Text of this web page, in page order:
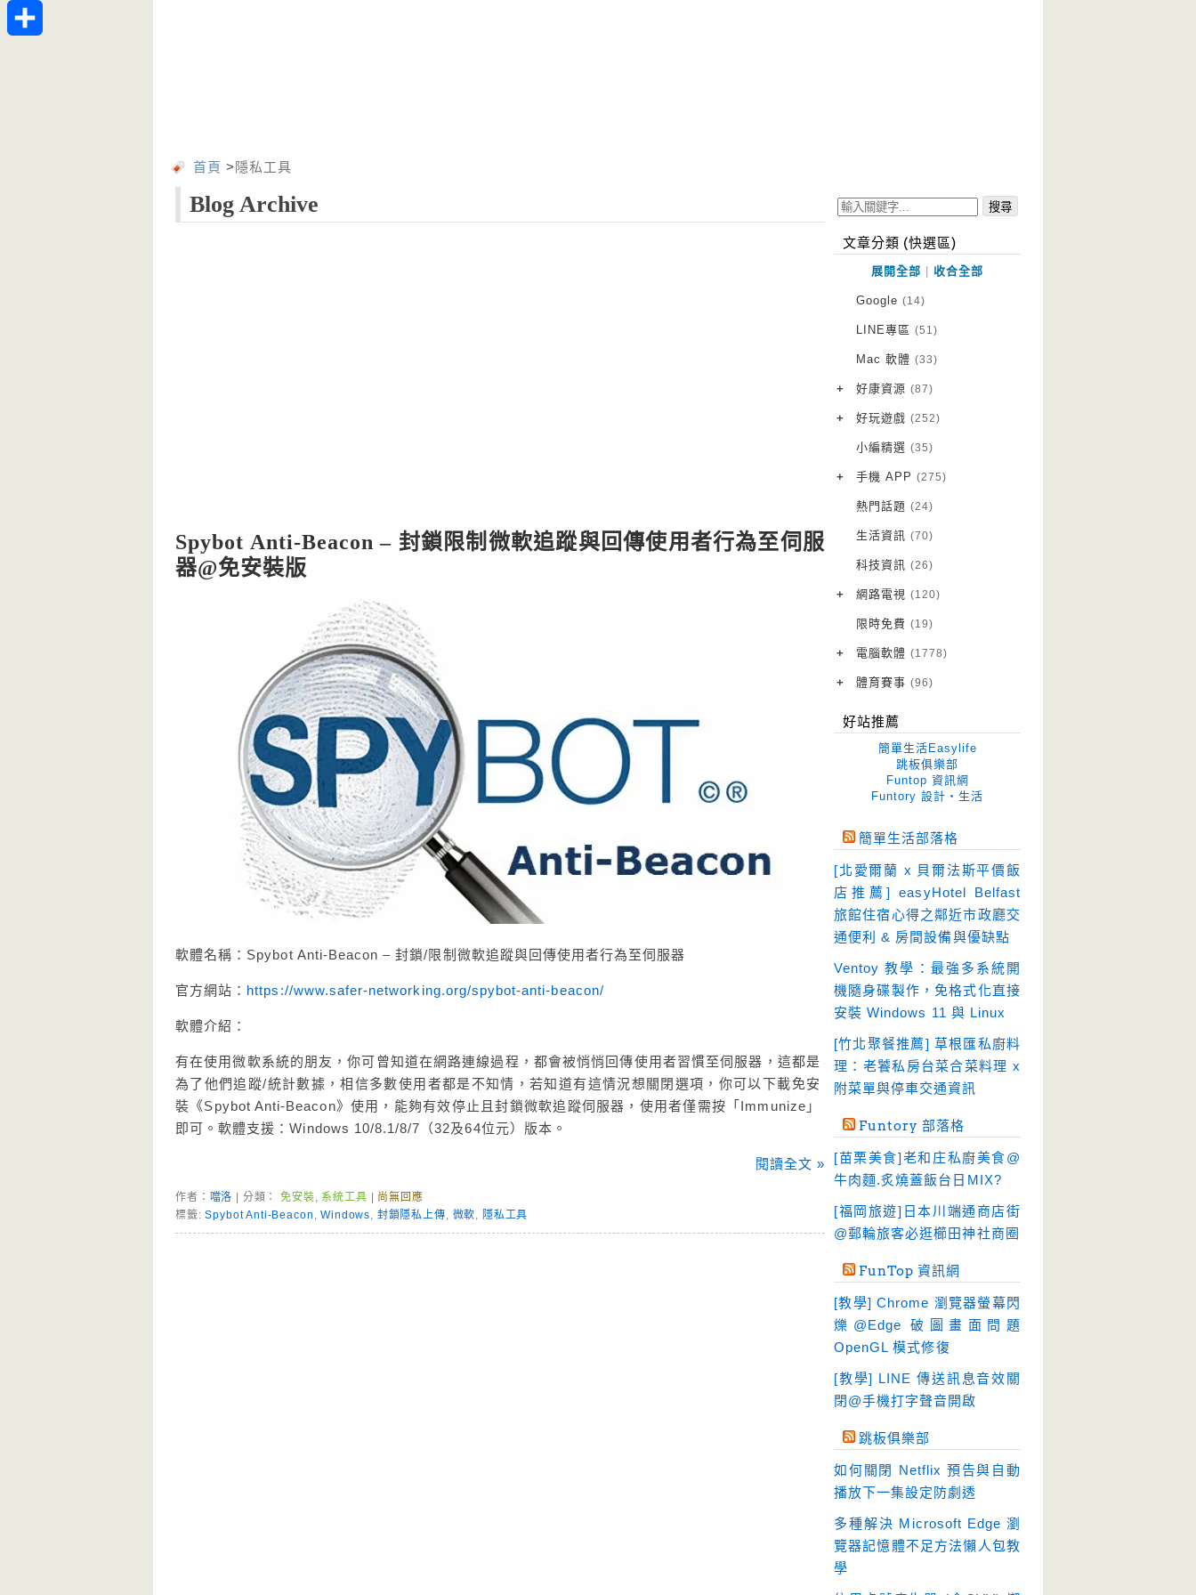
首頁 > 隱私工具
Blog Archive
Spybot Anti-Beacon – 封鎖限制微軟追蹤與回傳使用者行為至伺服
器@免安裝版
軟體名稱：Spybot Anti-Beacon – 封鎖/限制微軟追蹤與回傳使用者行為至伺服器
官方網站： https://www.safer-networking.org/spybot-anti-beacon/
軟體介紹：
有在使用微軟系統的朋友，你可曾知道在網路連線過程，都會被悄悄回傳使用者習慣至伺服器，這都是
為了他們追蹤/統計數據，相信多數使用者都是不知情，若知道有這情況想關閉選項，你可以下載免安
裝《Spybot Anti-Beacon》使用，能夠有效停止且封鎖微軟追蹤伺服器，使用者僅需按「Immunize」
即可。軟體支援：Windows 10/8.1/8/7（32及64位元）版本。
閱讀全文 »
作者： 噹洛 | 分類：免安裝, 系統工具
尚無回應
標籤:Spybot Anti-Beacon ,Windows, 封鎖隱私上傳, 微軟, 隱私工具
文章分類 (快選區)
展開全部 收合全部
Google (14)
LINE專區 (51)
Mac 軟體 (33)
+ 好康資源 (87)
VPN 翻牆
免費資源
字體下載
網站推薦
+ 好玩遊戲 (252)
Android 遊戲
iOS 遊戲
網頁遊戲
電腦遊戲
小編精選 (35)
+ 手機 APP (275)
Android 軟體
iOS 軟體
Root 相關
越獄JB
熱門話題 (24)
生活資訊 (70)
科技資訊 (26)
+ 網路電視 (120)
電視影集
電視節目
限時免費 (19)
+ 電腦軟體 (1778)
作業系統
優化軟體 (38)
光碟工具 (33)
免安裝 (641)
即時通訊 (23)
壓縮軟體 (9)
安全防護 (55)
影音播放 (51)
影音轉檔 (81)
教育學習 (23)
(18)
檔案管理 (30)
破解軟體 (18)
硬碟工具 (64)
程式開發 (20)
翻譯軟體 (3)
輸入法 (4)
+ 體育賽事 (96)
好站推薦
簡單生活Easylife
跳板俱樂部
Funtop 資訊網
Funtory 設計‧生活
簡單生活部落格
[北愛爾蘭 x 貝爾法斯平價飯
店推薦] easyHotel Belfast
旅館住宿心得之鄰近市政廳交
通便利 & 房間設備與優缺點
Ventoy 教學：最強多系統開
機隨身碟製作，免格式化直接
安裝 Windows 11 與 Linux
[竹北聚餐推薦] 草根匯私廚料
理：老饕私房台菜合菜料理 x
附菜單與停車交通資訊
Funtory 部落格
[苗栗美食]老和庄私廚美食@
牛肉麵.炙燒蓋飯台日MIX?
[福岡旅遊]日本川端通商店街
@郵輪旅客必逛櫛田神社商圈
FunTop 資訊網
[教學] Chrome 瀏覽器螢幕閃
爍@Edge 破圖畫面問題
OpenGL 模式修復
[教學] LINE 傳送訊息音效關
閉@手機打字聲音開啟
跳板俱樂部
如何關閉 Netflix 預告與自動
播放下一集設定防劇透
多種解決 Microsoft Edge 瀏
覽器記憶體不足方法懶人包教
學
Telegram